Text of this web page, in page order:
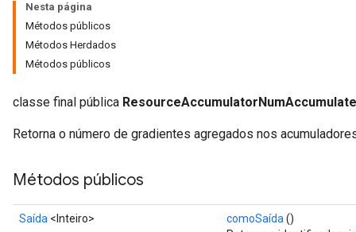
Nesta página
Métodos públicos
Métodos Herdados
Métodos públicos
classe final pública
Retorna o número de gradientes agregados nos
Métodos públicos
Saída <Inteiro> comoSaída ()